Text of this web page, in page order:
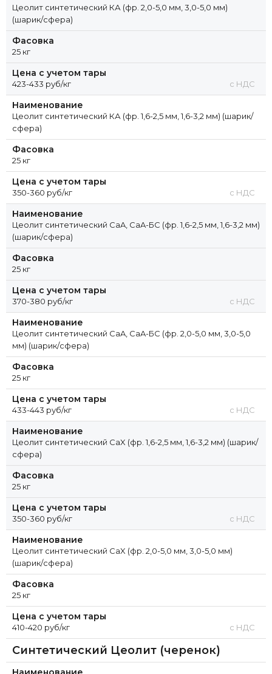
Цеолит синтетический КА (фр. 2,0-5,0 мм, 3,0-5,0 мм)
(шарик/сфера)
Фасовка
25 кг
Цена с учетом тары
423-433 руб/кг с НДС
Наименование
Цеолит синтетический КА (фр. 1,6-2,5 мм, 1,6-3,2 мм) (шарик/
сфера)
Фасовка
25 кг
Цена с учетом тары
350-360 руб/кг с НДС
Наименование
Цеолит синтетический CaA, CaA-БС (фр. 1,6-2,5 мм, 1,6-3,2 мм)
(шарик/сфера)
Фасовка
25 кг
Цена с учетом тары
370-380 руб/кг с НДС
Наименование
Цеолит синтетический CaA, CaA-БС (фр. 2,0-5,0 мм, 3,0-5,0
мм) (шарик/сфера)
Фасовка
25 кг
Цена с учетом тары
433-443 руб/кг с НДС
Наименование
Цеолит синтетический CaX (фр. 1,6-2,5 мм, 1,6-3,2 мм) (шарик/
сфера)
Фасовка
25 кг
Цена с учетом тары
350-360 руб/кг с НДС
Наименование
Цеолит синтетический CaX (фр. 2,0-5,0 мм, 3,0-5,0 мм)
(шарик/сфера)
Фасовка
25 кг
Цена с учетом тары
410-420 руб/кг с НДС
Синтетический Цеолит (черенок)